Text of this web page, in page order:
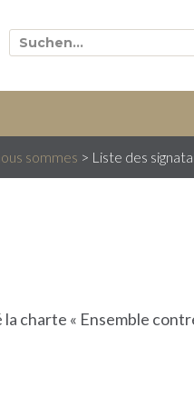
sommes > Liste des
charte « Ensemble